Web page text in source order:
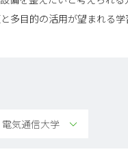
多目的の活用が望まれる
気通信大学